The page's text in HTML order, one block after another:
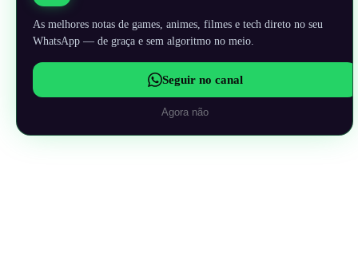
As melhores notas de games, animes, filmes e tech direto no seu
WhatsApp — de graça e sem algoritmo no meio.
Seguir no canal
Agora não